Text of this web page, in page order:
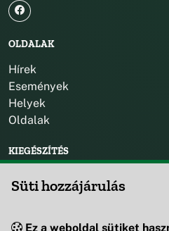
OLDALAK
Hírek
Események
Helyek
Oldalak
KIEGÉSZÍTÉS
Süti hozzájárulás
Ez a weboldal sütiket